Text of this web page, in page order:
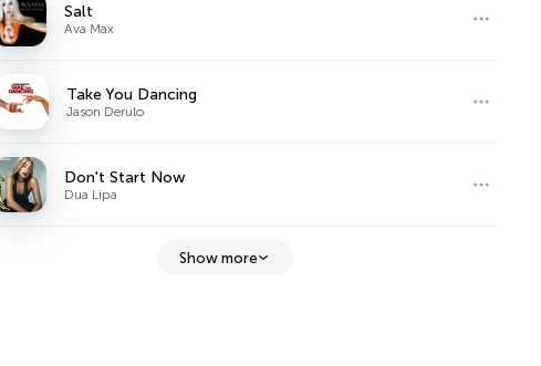
Salt
Ava Max
Take You Dancing
Jason Derulo
Don't Start Now
Dua Lipa
Show more